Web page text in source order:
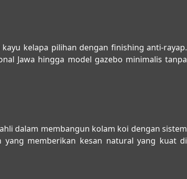
kelapa pilihan dengan finishing anti-rayap.
Jawa hingga model gazebo minimalis tanpa
dalam membangun kolam koi dengan sistem
memberikan kesan natural yang kuat di